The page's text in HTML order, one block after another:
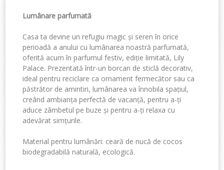
Lumânare parfumată
Casa ta devine un refugiu magic și seren în orice
perioadă a anului cu lumânarea noastră parfumată,
oferită acum în parfumul festiv, ediție limitată, Lily
Palace. Prezentată într-un borcan de sticlă decorativ,
ideal pentru reciclare ca ornament fermecător sau ca
păstrător de amintiri, lumânarea va înnobila spațiul,
creând ambianța perfectă de vacanță, pentru a-ți
aduce zâmbetul pe buze și pentru a-ți relaxa cu
adevărat simțurile.
Material pentru lumânări: ceară de nucă de cocos
biodegradabilă naturală, ecologică.